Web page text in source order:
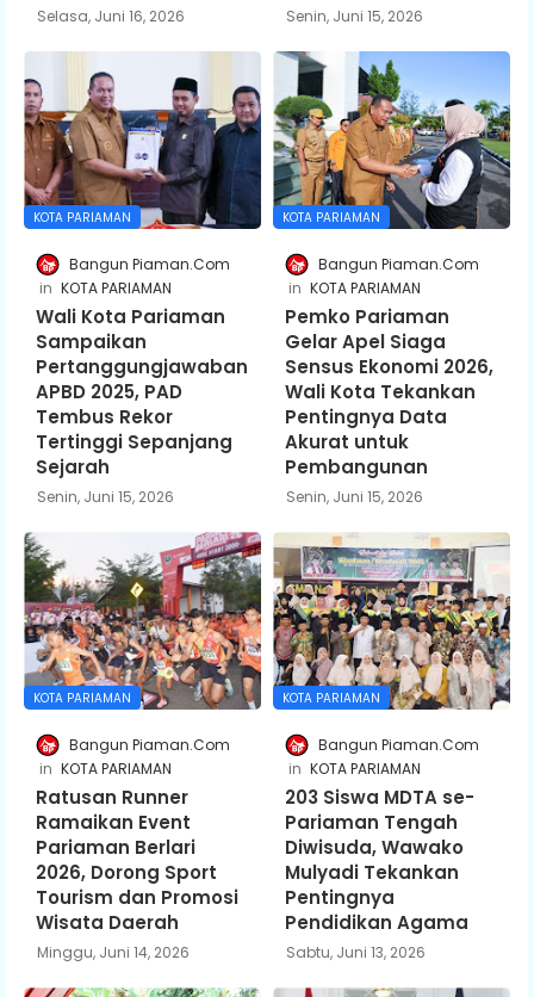
Selasa, Juni 16, 2026 Senin, Juni 15, 2026
KOTA PARIAMAN
Bangun Piaman.Com
KOTA PARIAMAN
Wali Kota Pariaman
Sampaikan
Pertanggungjawaban
APBD 2025, PAD
Tembus Rekor
Tertinggi Sepanjang
Sejarah
Senin, Juni 15, 2026
KOTA PARIAMAN
Bangun Piaman.Com
KOTA PARIAMAN
Pemko Pariaman
Gelar Apel Siaga
Sensus Ekonomi 2026,
Wali Kota Tekankan
Pentingnya Data
Akurat untuk
Pembangunan
Senin, Juni 15, 2026
KOTA PARIAMAN
Bangun Piaman.Com
KOTA PARIAMAN
Ratusan Runner
Ramaikan Event
Pariaman Berlari
2026, Dorong Sport
Tourism dan Promosi
Wisata Daerah
Minggu, Juni 14, 2026
KOTA PARIAMAN
Bangun Piaman.Com
KOTA PARIAMAN
203 Siswa MDTA se-
Pariaman Tengah
Diwisuda, Wawako
Mulyadi Tekankan
Pentingnya
Pendidikan Agama
Sabtu, Juni 13, 2026